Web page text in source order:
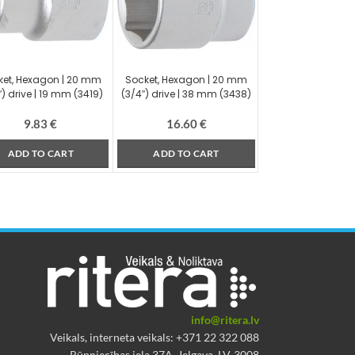
Hexagon | 20 mm
drive | 19 mm (3419)
9.83€
ADD TO CART
Socket, Hexagon | 20 mm
(3/4″) drive | 38 mm (3438)
16.60€
ADD TO CART
info@ritera.lv
Veikals, interneta veikals: +371 22 322 088